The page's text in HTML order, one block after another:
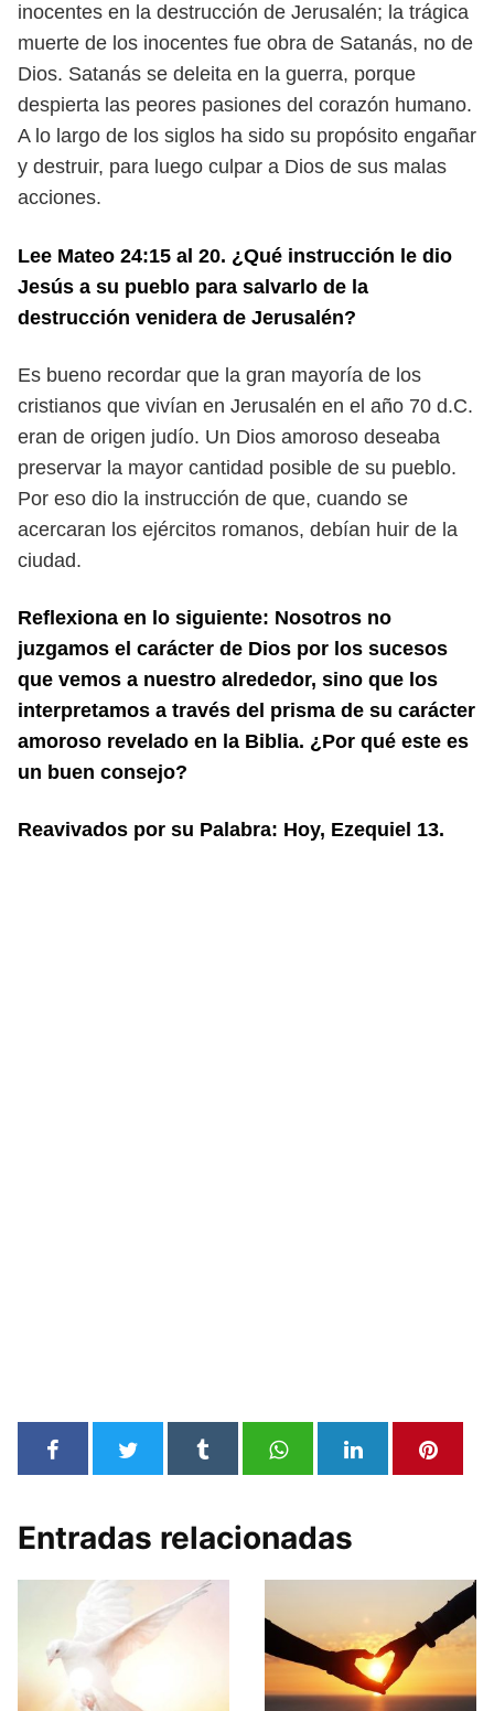
inocentes en la destrucción de Jerusalén; la trágica
muerte de los inocentes fue obra de Satanás, no de
Dios. Satanás se deleita en la guerra, porque
despierta las peores pasiones del corazón humano.
A lo largo de los siglos ha sido su propósito engañar
y destruir, para luego culpar a Dios de sus malas
acciones.
Lee Mateo 24:15 al 20. ¿Qué instrucción le dio
Jesús a su pueblo para salvarlo de la
destrucción venidera de Jerusalén?
Es bueno recordar que la gran mayoría de los
cristianos que vivían en Jerusalén en el año 70 d.C.
eran de origen judío. Un Dios amoroso deseaba
preservar la mayor cantidad posible de su pueblo.
Por eso dio la instrucción de que, cuando se
acercaran los ejércitos romanos, debían huir de la
ciudad.
Reflexiona en lo siguiente: Nosotros no
juzgamos el carácter de Dios por los sucesos
que vemos a nuestro alrededor, sino que los
interpretamos a través del prisma de su carácter
amoroso revelado en la Biblia. ¿Por qué este es
un buen consejo?
Reavivados por su Palabra: Hoy, Ezequiel 13.
Entradas relacionadas